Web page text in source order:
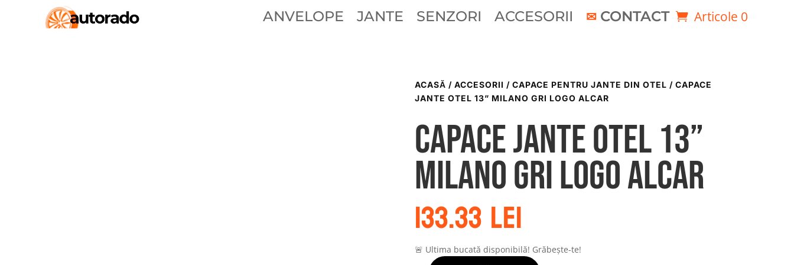
ANVELOPE JANTE SENZORI ACCESORII CONTACT Articole 0
ACASĂ / ACCESORII / CAPACE PENTRU JANTE DIN OTEL / CAPACE
JANTE OTEL 13” MILANO GRI LOGO ALCAR
Capace jante otel 13”
Milano gri logo Alcar
133.33lei
🚨 Ultima bucată disponibilă! Grăbește-te!